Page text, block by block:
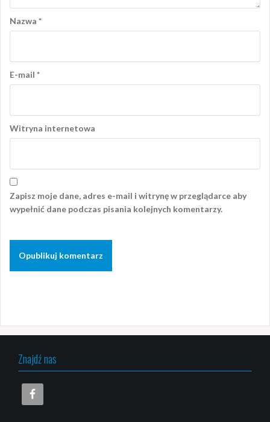
Nazwa *
E-mail *
Witryna internetowa
Zapisz moje dane, adres e-mail i witrynę w przeglądarce aby
wypełnić dane podczas pisania kolejnych komentarzy.
Znajdź nas